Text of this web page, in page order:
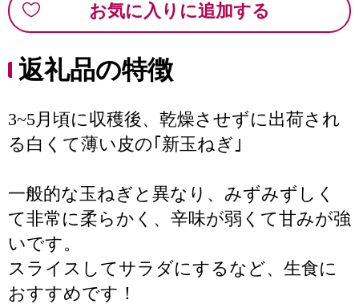
お気に入りに追加する
返礼品の特徴
3~5月頃に収穫後、乾燥させずに出荷され
る白くて薄い皮の｢新玉ねぎ｣
一般的な玉ねぎと異なり、みずみずしく
て非常に柔らかく、辛味が弱くて甘みが強
いです。
スライスしてサラダにするなど、生食に
おすすめです！